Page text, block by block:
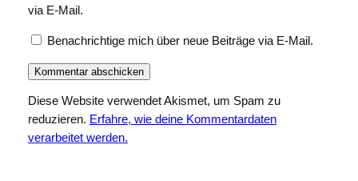
via E-Mail.
Benachrichtige mich über neue Beiträge via E-Mail.
Diese Website verwendet Akismet, um Spam zu
reduzieren. Erfahre, wie deine Kommentardaten
verarbeitet werden.